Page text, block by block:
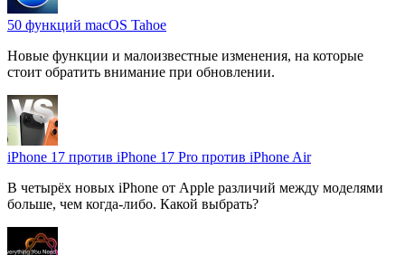
50 функций macOS Tahoe
Новые функции и малоизвестные изменения, на которые
стоит обратить внимание при обновлении.
iPhone 17 против iPhone 17 Pro против iPhone Air
В четырёх новых iPhone от Apple различий между моделями
больше, чем когда-либо. Какой выбрать?